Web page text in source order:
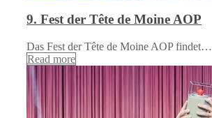
9. Fest der Tête de Moine AOP
Das Fest der Tête de Moine AOP findet…
Read more